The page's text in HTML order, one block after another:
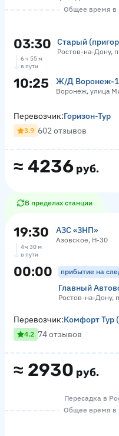
Общее время в
03:30 Старый
Ростов-на-Дону,
6 ч 55 м
в пути
10:25 Ж/Д Воронеж-
Воронеж, улица
≈ 4236 руб.
Перевозчик:Горизон-Тур
3.9 602 отзывов
В пределах станции
19:30 АЗС «ЗНП»
Азовское, Н-30
4 ч 30 м
в пути
00:00 прибытие на
Главный
Ростов-на-Дону,
≈ 2930 руб.
Перевозчик:Комфорт Тур
4.2 74 отзывов
Пересадка в
Общее время в